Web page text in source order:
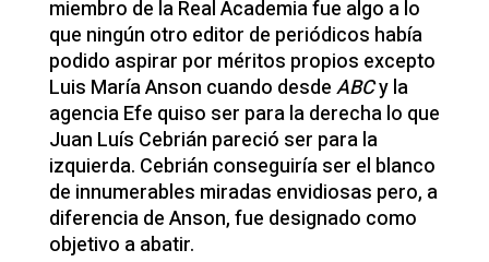
miembro de la Real Academia fue algo a lo
que ningún otro editor de periódicos había
podido aspirar por méritos propios excepto
Luis María Anson cuando desdeABCy la
agencia Efe quiso ser para la derecha lo que
Juan Luís Cebrián pareció ser para la
izquierda. Cebrián conseguiría ser el blanco
de innumerables miradas envidiosas pero, a
diferencia de Anson, fue designado como
objetivo a abatir.